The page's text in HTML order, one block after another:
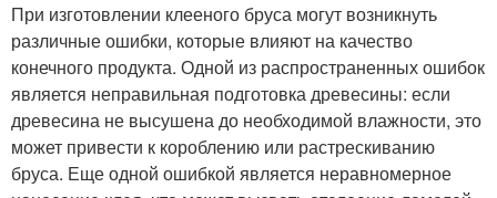
При изготовлении клееного бруса могут возникнуть
различные ошибки, которые влияют на качество
конечного продукта. Одной из распространенных ошибок
является неправильная подготовка древесины: если
древесина не высушена до необходимой влажности, это
может привести к короблению или растрескиванию
бруса. Еще одной ошибкой является неравномерное